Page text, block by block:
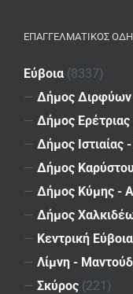
ΕΠΑΓΓΕΛΜΑΤΙΚΌΣ
Εύβοια (8337)
— Δήμος
— Δήμος Ερέτριας
— Δήμος Ιστιαίας
— Δήμος Καρύστου
— Δήμος Κύμης -
— Δήμος
— Κεντρική Εύβοια
— Λίμνη -
— Σκύρος (221)